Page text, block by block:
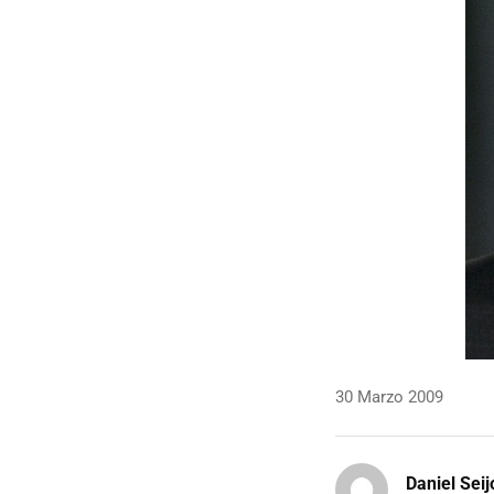
30 Marzo 2009
Daniel